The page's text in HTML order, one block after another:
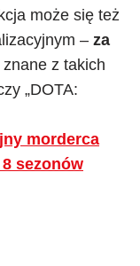
może się też
– za
znane z takich
„DOTA:
morderca
sezonów